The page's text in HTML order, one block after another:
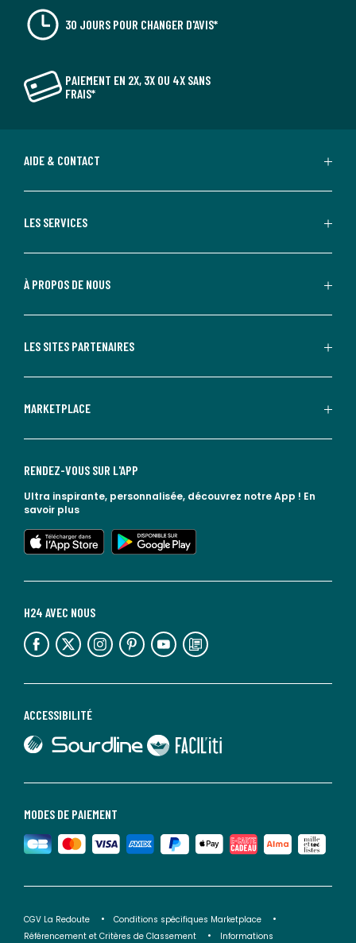
30 JOURS POUR CHANGER D'AVIS*
PAIEMENT EN 2X, 3X OU 4X SANS
FRAIS*
AIDE & CONTACT
LES SERVICES
À PROPOS DE NOUS
LES SITES PARTENAIRES
MARKETPLACE
MODES DE PAIEMENT
ACCESSIBILITÉ
lien vers Sourdline
lien vers Faciliti
H24 AVEC NOUS
lien vers l'espace réseaux sociaux lien vers l'espace réseaux sociaux lien vers l'espace réseaux sociaux lien vers l'espace réseaux sociaux lien vers l'espace réseaux sociaux lien vers le blog la redoute
RENDEZ-VOUS SUR L'APP
Ultra inspirante, personnalisée, découvrez notre App ! En
savoir plus
lien vers l'app store
lien vers google play
CGV La Redoute
Conditions spécifiques Marketplace
Référencement et Critères de Classement
Informations